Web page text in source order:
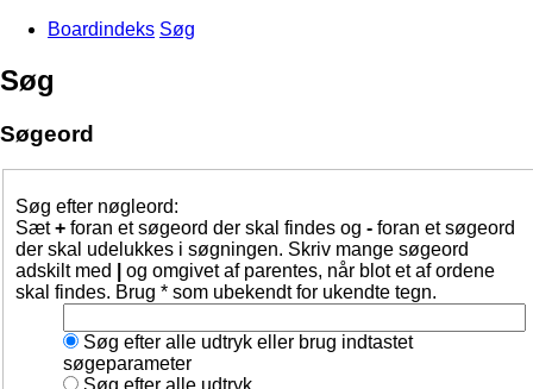
Boardindeks Søg
Søg
Søgeord
Søg efter nøgleord:
Sæt+ foran et søgeord der skal findes og - foran et søgeord
der skal udelukkes i søgningen. Skriv mange søgeord
adskilt med
og omgivet af parentes, når blot et af ordene
skal findes. Brug * som ubekendt for ukendte tegn.
Søg efter alle udtryk eller brug indtastet
søgeparameter
Søg efter alle udtryk